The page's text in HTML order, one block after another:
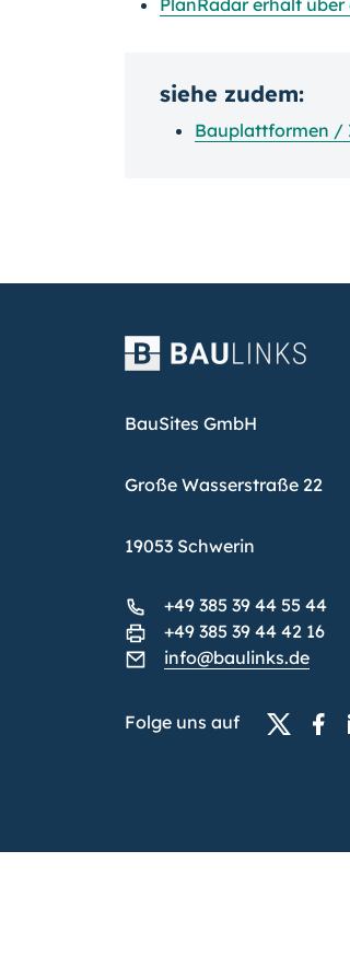
PlanRadar erhält
siehe zudem:
Bauplattformen /
BauSites GmbH
Große Wasserstraße 22
19053 Schwerin
+49 385 39 44 55 44
+49 385 39 44 42 16
info@baulinks.de
Folge uns auf